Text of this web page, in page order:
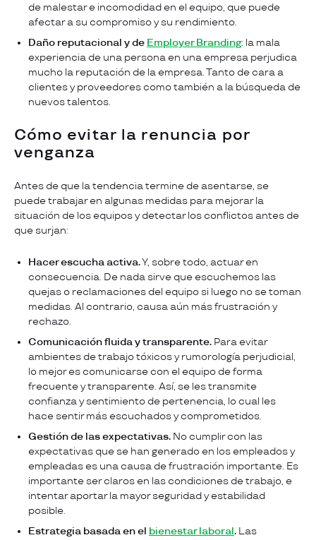
de malestar e incomodidad en el equipo, que puede
afectar a su compromiso y su rendimiento.
Daño reputacional y de Employer Branding: la mala
experiencia de una persona en una empresa perjudica
mucho la reputación de la empresa. Tanto de cara a
clientes y proveedores como también a la búsqueda de
nuevos talentos.
Cómo evitar la renuncia por
venganza
Antes de que la tendencia termine de asentarse, se
puede trabajar en algunas medidas para mejorar la
situación de los equipos y detectar los conflictos antes de
que surjan:
Hacer escucha activa.Y, sobre todo, actuar en
consecuencia. De nada sirve que escuchemos las
quejas o reclamaciones del equipo si luego no se toman
medidas. Al contrario, causa aún más frustración y
rechazo.
Comunicación fluida y transparente. Para evitar
ambientes de trabajo tóxicos y rumorología perjudicial,
lo mejor es comunicarse con el equipo de forma
frecuente y transparente. Así, se les transmite
confianza y sentimiento de pertenencia, lo cual les
hace sentir más escuchados y comprometidos.
Gestión de las expectativas. No cumplir con las
expectativas que se han generado en los empleados y
empleadas es una causa de frustración importante. Es
importante ser claros en las condiciones de trabajo, e
intentar aportar la mayor seguridad y estabilidad
posible.
Estrategia basada en el bienestar laboral. Las